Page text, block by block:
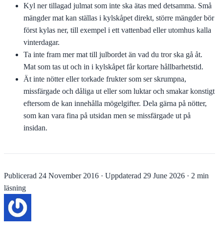
Kyl ner tillagad julmat som inte ska ätas med detsamma. Små
mängder mat kan ställas i kylskåpet direkt, större mängder bör
först kylas ner, till exempel i ett vattenbad eller utomhus kalla
vinterdagar.
Ta inte fram mer mat till julbordet än vad du tror ska gå åt.
Mat som tas ut och in i kylskåpet får kortare hållbarhetstid.
Ät inte nötter eller torkade frukter som ser skrumpna,
missfärgade och dåliga ut eller som luktar och smakar konstigt
eftersom de kan innehålla mögelgifter. Dela gärna på nötter,
som kan vara fina på utsidan men se missfärgade ut på
insidan.
Publicerad 24 November 2016 · Uppdaterad 29 June 2026 · 2 min
läsning